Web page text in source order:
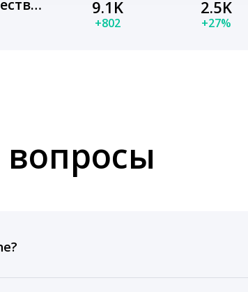
Грушины Юра и Юля | Путешествия из Владивостока 9.1K
+802
2.5K
+27%